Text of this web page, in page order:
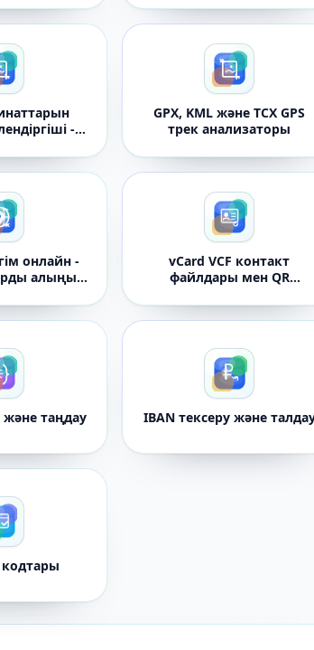
-
GPX, KML және TCX GPS
трек анализаторы
онлайн -
алыңыз
vCard VCF контакт
файлдары мен QR
және таңдау IBAN тексеру және
кодтары